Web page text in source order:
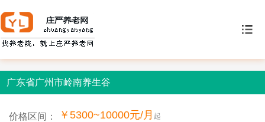
广东省广州市岭南养生谷
价格区间： ￥5300~10000元/月 起